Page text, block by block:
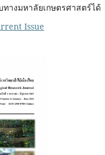
ทางมหาลัยเกษตรศาสตร์ได้
Issue